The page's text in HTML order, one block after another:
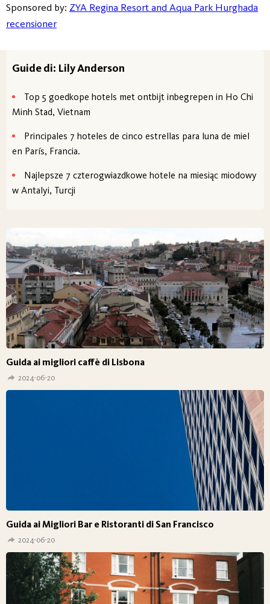
Sponsored by: ZYA Regina Resort and Aqua Park Hurghada
recensioner
Guide di: Lily Anderson
Top 5 goedkope hotels met ontbijt inbegrepen in Ho Chi
Minh Stad, Vietnam
Principales 7 hoteles de cinco estrellas para luna de miel
en París, Francia.
Najlepsze 7 czterogwiazdkowe hotele na miesiąc miodowy
w Antalyi, Turcji
Guida ai migliori caffè di Lisbona
2024-06-20
Guida ai Migliori Bar e Ristoranti di San Francisco
2024-06-20